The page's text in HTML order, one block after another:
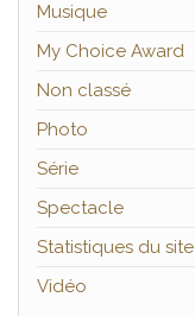
Musique
My Choice Award
Non classé
Photo
Série
Spectacle
Statistiques du site
Vidéo